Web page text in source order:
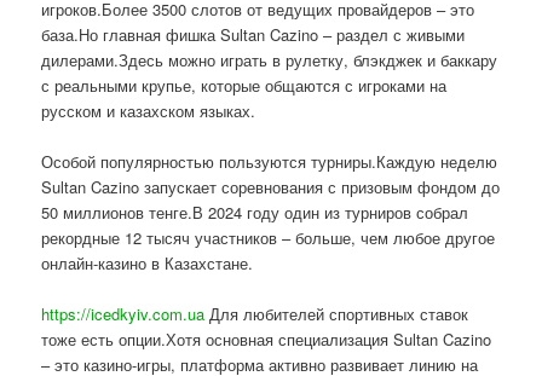
игроков.Более 3500 слотов от ведущих провайдеров – это
база.Но главная фишка Sultan Cazino – раздел с живыми
дилерами.Здесь можно играть в рулетку, блэкджек и баккару
с реальными крупье, которые общаются с игроками на
русском и казахском языках.
Особой популярностью пользуются турниры.Каждую неделю
Sultan Cazino запускает соревнования с призовым фондом до
50 миллионов тенге.В 2024 году один из турниров собрал
рекордные 12 тысяч участников – больше, чем любое другое
онлайн-казино в Казахстане.
https://icedkyiv.com.ua Для любителей спортивных ставок
тоже есть опции.Хотя основная специализация Sultan Cazino
– это казино-игры, платформа активно развивает линию на